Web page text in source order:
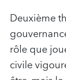
Deuxième
rôle que
civile